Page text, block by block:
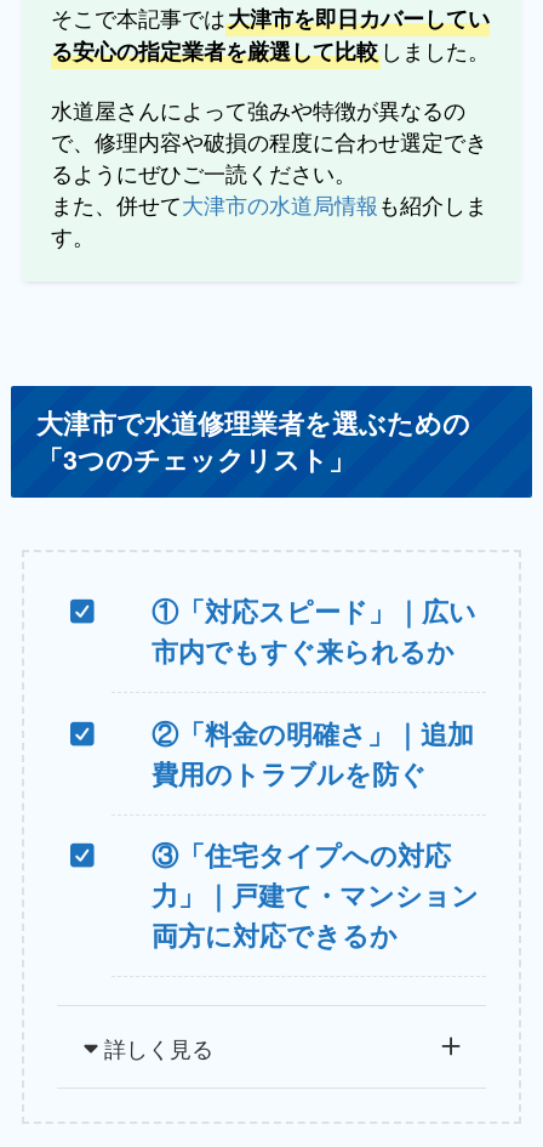
そこで本記事では大津市を即日カバーしてい
る安心の指定業者を厳選して比較 しました。
水道屋さんによって強みや特徴が異なるの
で、修理内容や破損の程度に合わせ選定でき
るようにぜひご一読ください。
また、併せて大津市の水道局情報も紹介しま
す。
大津市で水道修理業者を選ぶための
「3つのチェックリスト」
①「対応スピード」｜広い
市内でもすぐ来られるか
②「料金の明確さ」｜追加
費用のトラブルを防ぐ
③「住宅タイプへの対応
力」｜戸建て・マンション
両方に対応できるか
詳しく見る